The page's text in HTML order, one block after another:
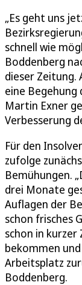
„Es geht uns
schnell wie
Boddenberg
dieser Zeitung.
eine
Martin Exner
Verbesserung
Für den
zufolge
Bemühungen.
drei Monate
Auflagen der
schon frisches
schon in
bekommen
Arbeitsplatz
Boddenberg.